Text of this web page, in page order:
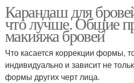
Карандаш для
что лучше. Общие
макияжа бровей
Что касается коррекции формы,
индивидуально и зависит не
формы других черт лица.